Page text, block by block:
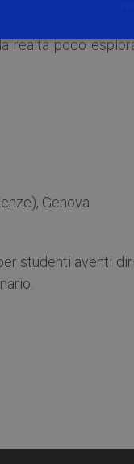
Stefano
realtà poco
Genova
studenti aventi